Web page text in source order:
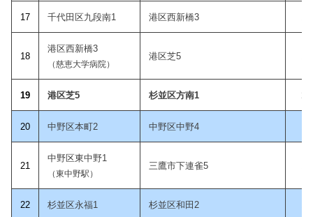
17 千代田区九段南1 港区西新橋3
18
港区西新橋3
（慈恵大学病院）
港区芝5
19 港区芝5 杉並区方南1
20 中野区本町2 中野区中野4
21
中野区東中野1
（東中野駅）
三鷹市下連雀5
22 杉並区永福1 杉並区和田2